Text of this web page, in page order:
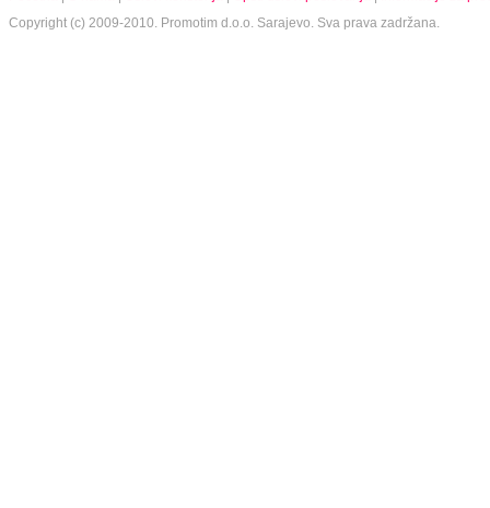
Copyright (c) 2009-2010. Promotim d.o.o. Sarajevo. Sva prava zadržana.